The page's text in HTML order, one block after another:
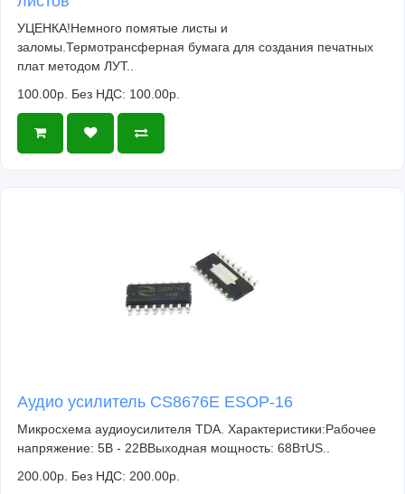
УЦЕНКА!Немного помятые листы и
заломы.Термотрансферная бумага для создания печатных
плат методом ЛУТ..
100.00р. Без НДС: 100.00р.
Аудио усилитель CS8676E ESOP-16
Микросхема аудиоусилителя TDA. Характеристики:Рабочее
напряжение: 5В - 22ВВыходная мощность: 68ВтUS..
200.00р. Без НДС: 200.00р.